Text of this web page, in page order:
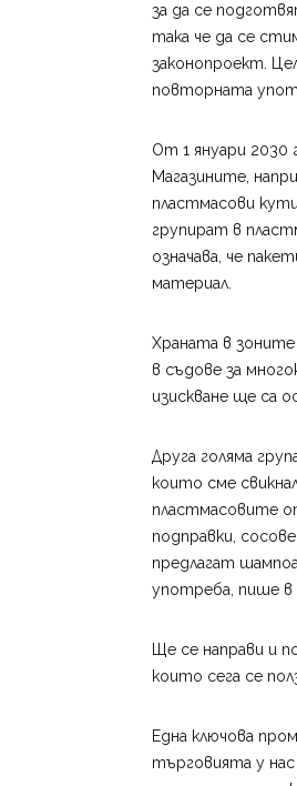
за да се
така че да се
законопроект.
повторната
От 1 януари 2030
Магазините,
пластмасови
групират в
означава, че
материал.
Храната в
в съдове за
изискване ще са
Друга голяма
които сме
пластмасовите
подправки,
предлагат
употреба, пише в
Ще се направи и
които сега се
Една ключова
търговията у